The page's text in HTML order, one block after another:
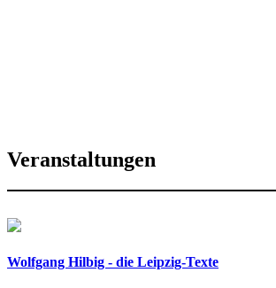
Veranstaltungen
Wolfgang Hilbig - die Leipzig-Texte